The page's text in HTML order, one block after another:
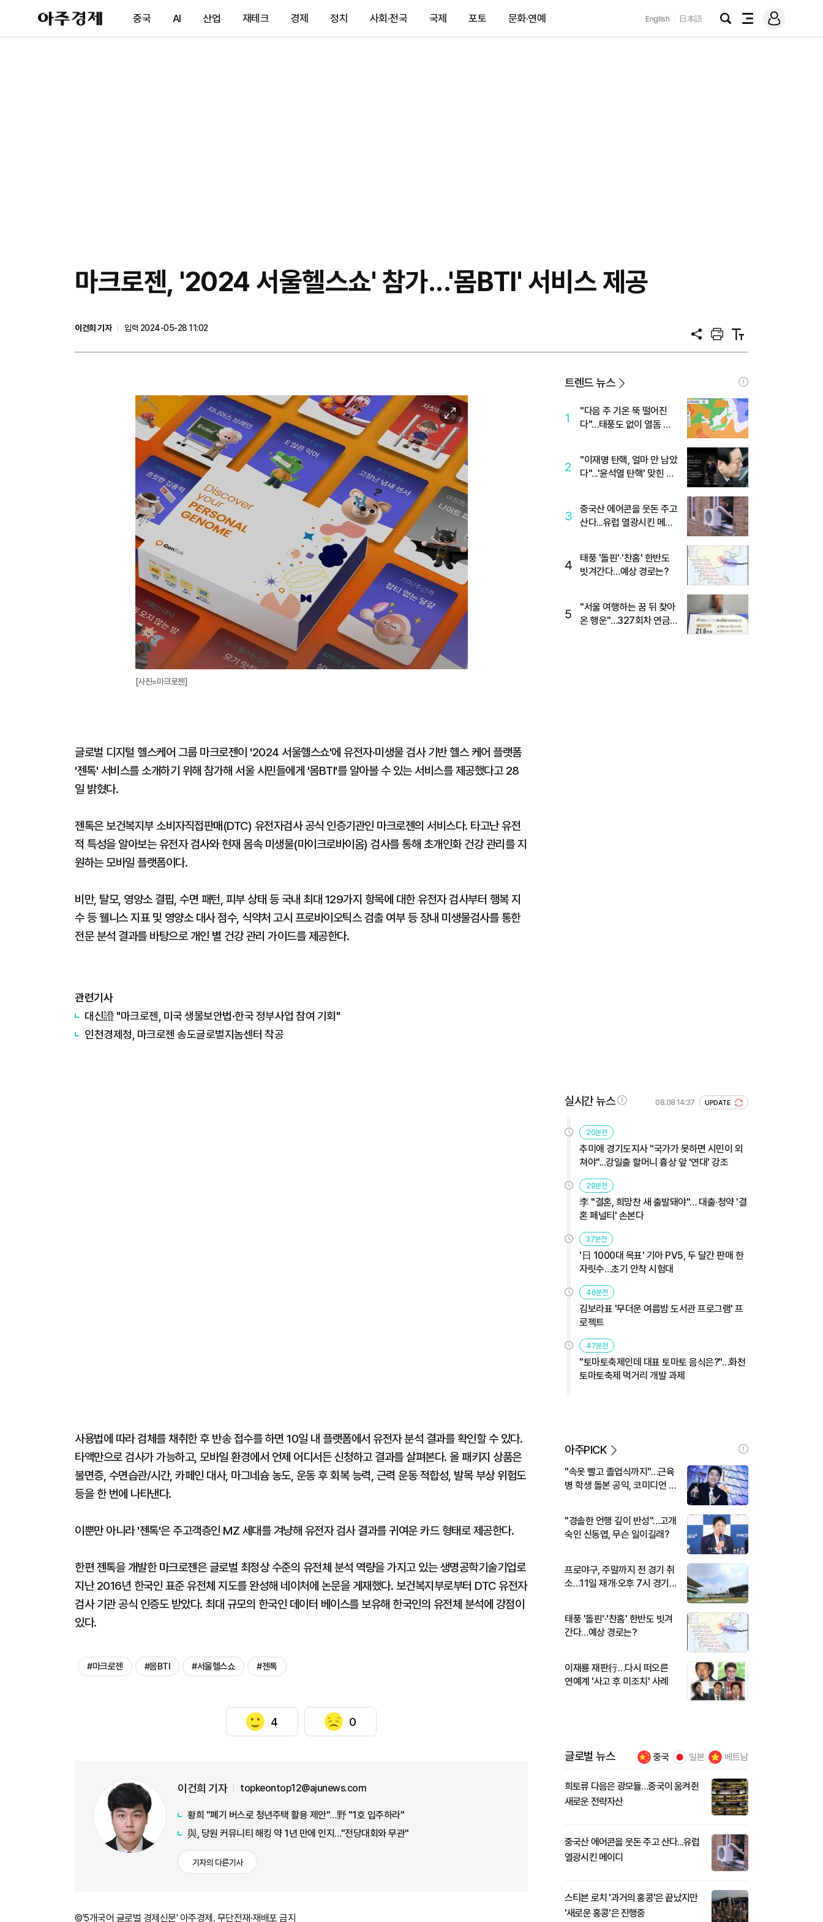
아
주
제
중국 AI 산업 재테크 경제 정치 사회·전국 국제 포토 문화·연예 English 日本語
검
전
메
그
마크로젠, '2024 서울헬스쇼' 참가...'몸BTI' 서비스 제공
이건희 기자
입력 2024-05-28 11:02
공
프
트
텍
트
이
미
지
확
대
[사진=마크로젠]
글로벌 디지털 헬스케어 그룹 마크로젠이 '2024 서울헬스쇼'에 유전자·미생물 검사 기반 헬스 케어 플랫폼
'젠톡' 서비스를 소개하기 위해 참가해 서울 시민들에게 '몸BTI'를 알아볼 수 있는 서비스를 제공했다고 28
일 밝혔다.
젠톡은 보건복지부 소비자직접판매(DTC) 유전자검사 공식 인증기관인 마크로젠의 서비스다. 타고난 유전
적 특성을 알아보는 유전자 검사와 현재 몸속 미생물(마이크로바이옴) 검사를 통해 초개인화 건강 관리를 지
원하는 모바일 플랫폼이다.
비만, 탈모, 영양소 결핍, 수면 패턴, 피부 상태 등 국내 최대 129가지 항목에 대한 유전자 검사부터 행복 지
수 등 웰니스 지표 및 영양소 대사 점수, 식약처 고시 프로바이오틱스 검출 여부 등 장내 미생물검사를 통한
전문 분석 결과를 바탕으로 개인 별 건강 관리 가이드를 제공한다.
관련기사
대신證 "마크로젠, 미국 생물보안법·한국 정부사업 참여 기회"
인천경제청, 마크로젠 송도글로벌지놈센터 착공
사용법에 따라 검체를 채취한 후 반송 접수를 하면 10일 내 플랫폼에서 유전자 분석 결과를 확인할 수 있다.
타액만으로 검사가 가능하고, 모바일 환경에서 언제 어디서든 신청하고 결과를 살펴본다. 올 패키지 상품은
불면증, 수면습관/시간, 카페인 대사, 마그네슘 농도, 운동 후 회복 능력, 근력 운동 적합성, 발목 부상 위험도
등을 한 번에 나타낸다.
이뿐만 아니라 '젠톡'은 주고객층인 MZ 세대를 겨냥해 유전자 검사 결과를 귀여운 카드 형태로 제공한다.
한편 젠톡을 개발한 마크로젠은 글로벌 최정상 수준의 유전체 분석 역량을 가지고 있는 생명공학기술기업로
지난 2016년 한국인 표준 유전체 지도를 완성해 네이처에 논문을 게재했다. 보건복지부로부터 DTC 유전자
검사 기관 공식 인증도 받았다. 최대 규모의 한국인 데이터 베이스를 보유해 한국인의 유전체 분석에 강점이
있다.
#마크로젠 #몸BTI #서울헬스쇼 #젠톡
4 0
이건희 기자 topkeontop12@ajunews.com
황희 "폐기 버스로 청년주택 활용 제안"…野 "1호 입주하라"
與, 당원 커뮤니티 해킹 약 1년 만에 인지…"전당대회와 무관"
기자의 다른기사
©'5개국어 글로벌 경제신문' 아주경제. 무단전재·재배포 금지
트렌드 뉴스
1
"다음 주 기온 뚝 떨어진
다"…태풍도 없이 열돔 박
2
"이재명 탄핵, 얼마 안 남았
다"...'윤석열 탄핵' 맞힌 무
3
중국산 에어콘을 웃돈 주고
산다...유럽 열광시킨 메이
4
태풍 '돌핀'·'찬홈' 한반도
빗겨간다…예상 경로는?
5
"서울 여행하는 꿈 뒤 찾아
온 행운"…327회차 연금
실시간 뉴스 08.08 14:37 UPDATE
20분전
추미애 경기도지사 "국가가 못하면 시민이 외
쳐야"...강일출 할머니 흉상 앞 '연대' 강조
29분전
李 "결혼, 희망찬 새 출발돼야"… 대출·청약 '결
혼 페널티' 손본다
37분전
'日 1000대 목표' 기아 PV5, 두 달간 판매 한
자릿수…초기 안착 시험대
46분전
김보라표 '무더운 여름밤 도서관 프로그램' 프
로젝트
47분전
"토마토축제인데 대표 토마토 음식은?"…화천
토마토축제 먹거리 개발 과제
아주PICK
"속옷 빨고 졸업식까지"…근육
병 학생 돌본 공익, 코미디언 김
"경솔한 언행 깊이 반성"…고개
숙인 신동엽, 무슨 일이길래?
프로야구, 주말까지 전 경기 취
소…11일 재개·오후 7시 경기
태풍 '돌핀'·'찬홈' 한반도 빗겨
간다…예상 경로는?
이재룡 재판行…다시 떠오른
연예계 '사고 후 미조치' 사례
글로벌 뉴스 중국 일본 베트남
희토류 다음은 광모듈…중국이 움켜쥔
새로운 전략자산
중국산 에어콘을 웃돈 주고 산다...유럽
열광시킨 메이디
스티븐 로치 '과거의 홍콩'은 끝났지만
'새로운 홍콩'은 진행중